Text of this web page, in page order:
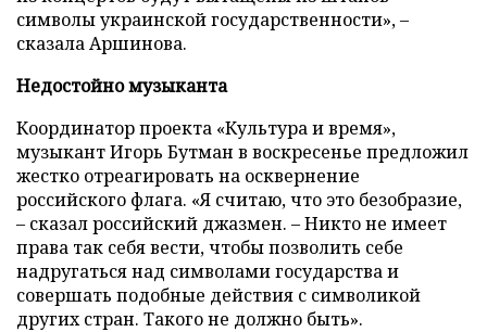
символы украинской государственности», –
сказала Аршинова.
Недостойно музыканта
Координатор проекта «Культура и время»,
музыкант Игорь Бутман в воскресенье предложил
жестко отреагировать на осквернение
российского флага. «Я считаю, что это безобразие,
– сказал российский джазмен. – Никто не имеет
права так себя вести, чтобы позволить себе
надругаться над символами государства и
совершать подобные действия с символикой
других стран. Такого не должно быть».